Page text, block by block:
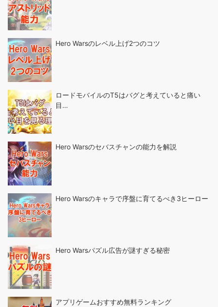
Hero Warsのレベル上げ2つのコツ
ロードモバイルのT5はバグと考えていると痛い
目…
Hero Warsのセバスチャンの能力を解説
Hero Warsのキャラで序盤に育てるべき3ヒーロー
Hero Warsパズル広告が謎すぎる秘密
アプリゲームおすすめ無料ランキング